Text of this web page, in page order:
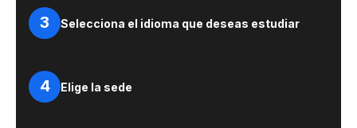
3 Selecciona el idioma que deseas estudiar
4 Elige la sede